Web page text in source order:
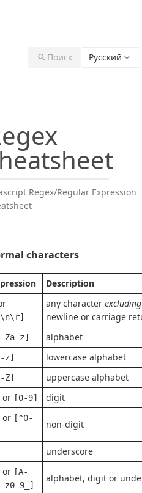
Поиск Русский
Regex/Regular Expression
characters
Description
any characterexcluding
newline or carriage
Za-z] alphabet
z] lowercase alphabet
Z] uppercase alphabet
or [0-9] digit
or [^0-
non-digit
underscore
or [A-
z0-9_]
alphabet, digit or